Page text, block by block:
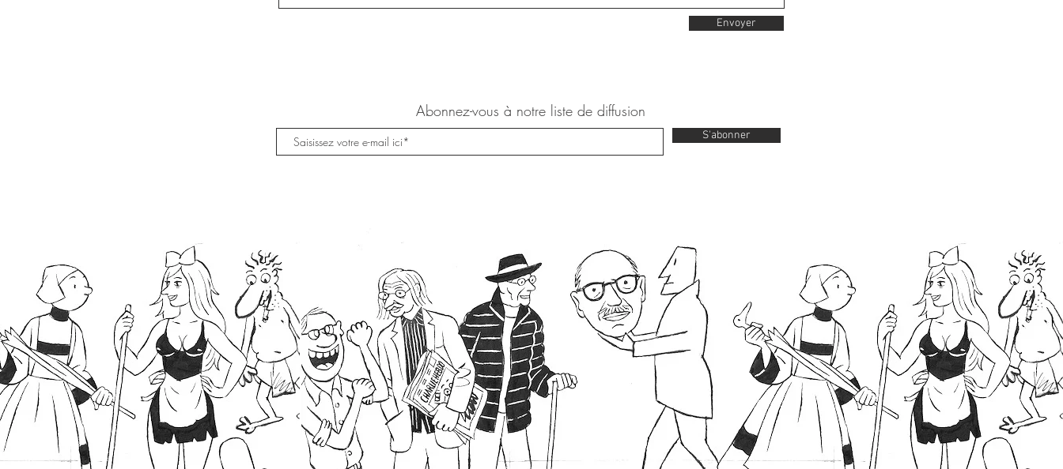
Envoyer
Abonnez-vous à notre liste de diffusion
S'abonner